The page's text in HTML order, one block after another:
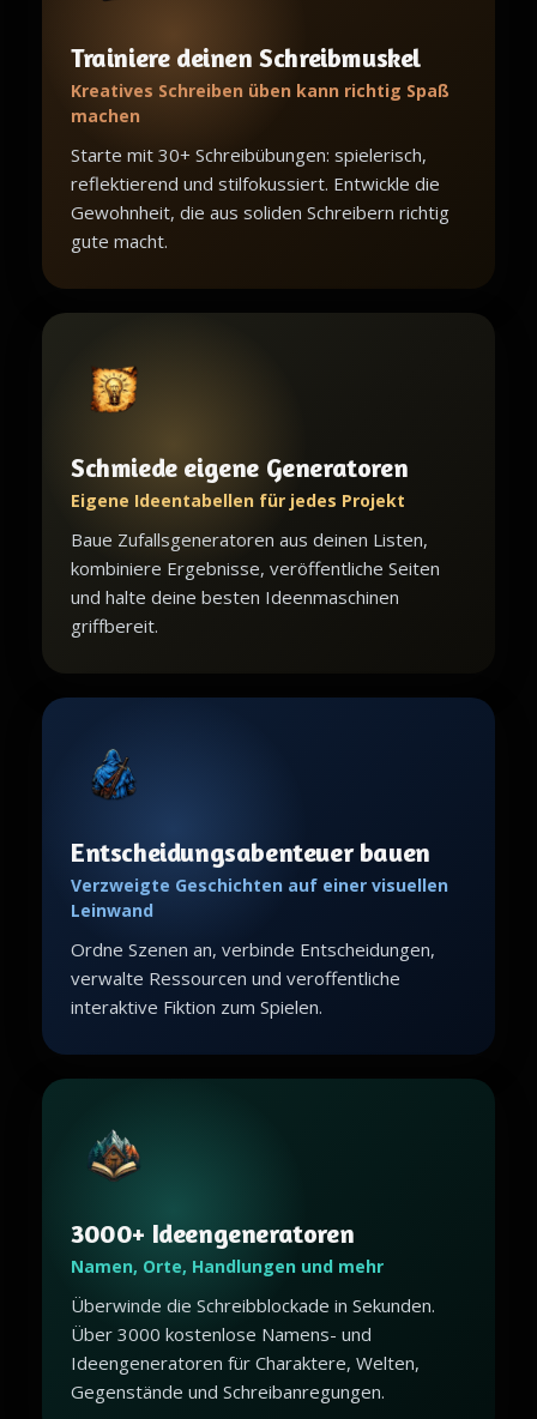
Trainiere deinen Schreibmuskel
Kreatives Schreiben üben kann richtig Spaß
machen
Starte mit 30+ Schreibübungen: spielerisch,
reflektierend und stilfokussiert. Entwickle die
Gewohnheit, die aus soliden Schreibern richtig
gute macht.
Schmiede eigene Generatoren
Eigene Ideentabellen für jedes Projekt
Baue Zufallsgeneratoren aus deinen Listen,
kombiniere Ergebnisse, veröffentliche Seiten
und halte deine besten Ideenmaschinen
griffbereit.
Entscheidungsabenteuer bauen
Verzweigte Geschichten auf einer visuellen
Leinwand
Ordne Szenen an, verbinde Entscheidungen,
verwalte Ressourcen und veroffentliche
interaktive Fiktion zum Spielen.
3000+ Ideengeneratoren
Namen, Orte, Handlungen und mehr
Überwinde die Schreibblockade in Sekunden.
Über 3000 kostenlose Namens- und
Ideengeneratoren für Charaktere, Welten,
Gegenstände und Schreibanregungen.